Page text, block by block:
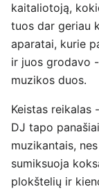
kaitaliotoją,
tuos dar geriau
aparatai, kurie
ir juos grodavo
muzikos duos.
Keistas reikalas
DJ tapo
muzikantais,
sumiksuoja
plokštelių ir